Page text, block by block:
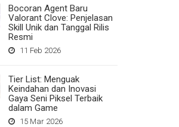
Bocoran Agent Baru
Valorant Clove: Penjelasan
Skill Unik dan Tanggal Rilis
Resmi
11 Feb 2026
Tier List: Menguak
Keindahan dan Inovasi
Gaya Seni Piksel Terbaik
dalam Game
15 Mar 2026